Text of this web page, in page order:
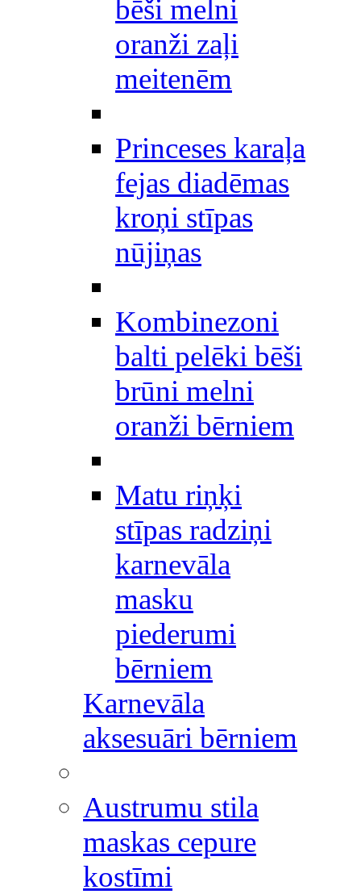
bēši melni
oranži zaļi
meitenēm
Princeses karaļa
fejas diadēmas
kroņi stīpas
nūjiņas
Kombinezoni
balti pelēki bēši
brūni melni
oranži bērniem
Matu riņķi
stīpas radziņi
karnevāla
masku
piederumi
bērniem
Karnevāla
aksesuāri bērniem
Austrumu stila
maskas cepure
kostīmi